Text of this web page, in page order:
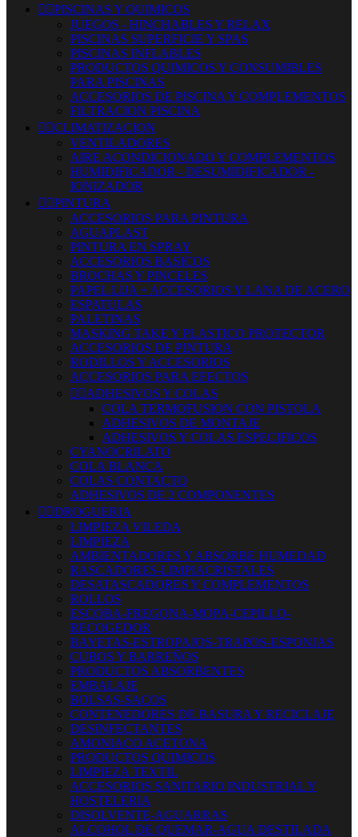
 PISCINAS Y QUIMICOS
JUEGOS - HINCHABLES Y RELAX
PISCINAS SUPERFICIE Y SPAS
PISCINAS INFLABLES
PRODUCTOS QUIMICOS Y CONSUMIBLES
PARA PISCINAS
ACCESORIOS DE PISCINA Y COMPLEMENTOS
FILTRACION PISCINA
 CLIMATIZACION
VENTILADORES
AIRE ACONDICIONADO Y COMPLEMENTOS
HUMIDIFICADOR - DESUMIDIFICADOR -
IONIZADOR
 PINTURA
ACCESORIOS PARA PINTURA
AGUAPLAST
PINTURA EN SPRAY
ACCESORIOS BASICOS
BROCHAS Y PINCELES
PAPEL LIJA + ACCESORIOS Y LANA DE ACERO
ESPATULAS
PALETINAS
MASKING TAKE Y PLASTICO PROTECTOR
ACCESORIOS DE PINTURA
RODILLOS Y ACCESORIOS
ACCESORIOS PARA EFECTOS
 ADHESIVOS Y COLAS
COLA TERMOFUSION CON PISTOLA
ADHESIVOS DE MONTAJE
ADHESIVOS Y COLAS ESPECIFICOS
CYANOCRILATO
COLA BLANCA
COLAS CONTACTO
ADHESIVOS DE 2 COMPONENTES
 DROGUERIA
LIMPIEZA VILEDA
LIMPIEZA
AMBIENTADORES Y ABSORBE HUMEDAD
RASCADORES-LIMPIACRISTALES
DESATASCADORES Y COMPLEMENTOS
ROLLOS
ESCOBA-FREGONA-MOPA-CEPILLO-
RECOGEDOR
BAYETAS-ESTROPAJOS-TRAPOS-ESPONJAS
CUBOS Y BARREÑOS
PRODUCTOS ABSORBENTES
EMBALAJE
BOLSAS-SACOS
CONTENEDORES DE BASURA Y RECICLAJE
DESINFECTANTES
AMONIACO ACETONA
PRODUCTOS QUIMICOS
LIMPIEZA TEXTIL
ACCESORIOS SANITARIO INDUSTRIAL Y
HOSTELERIA
DISOLVENTE-AGUARRAS
ALCOHOL DE QUEMAR-AGUA DESTILADA